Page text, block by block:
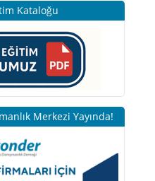
Kataloğu
Merkezi Yayında!